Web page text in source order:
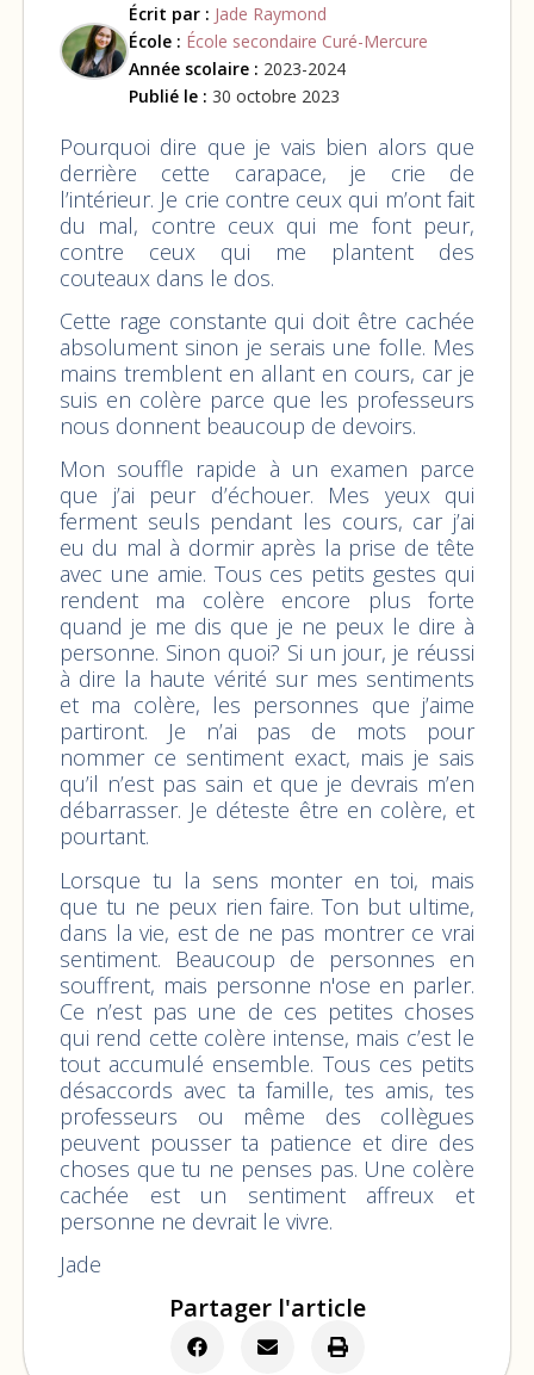
Écrit par : Jade Raymond
École : École secondaire Curé-Mercure
Année scolaire : 2023-2024
Publié le : 30 octobre 2023
Pourquoi dire que je vais bien alors que
derrière cette carapace, je crie de
l’intérieur. Je crie contre ceux qui m’ont fait
du mal, contre ceux qui me font peur,
contre ceux qui me plantent des
couteaux dans le dos.
Cette rage constante qui doit être cachée
absolument sinon je serais une folle. Mes
mains tremblent en allant en cours, car je
suis en colère parce que les professeurs
nous donnent beaucoup de devoirs.
Mon souffle rapide à un examen parce
que j’ai peur d’échouer. Mes yeux qui
ferment seuls pendant les cours, car j’ai
eu du mal à dormir après la prise de tête
avec une amie. Tous ces petits gestes qui
rendent ma colère encore plus forte
quand je me dis que je ne peux le dire à
personne. Sinon quoi? Si un jour, je réussi
à dire la haute vérité sur mes sentiments
et ma colère, les personnes que j’aime
partiront. Je n’ai pas de mots pour
nommer ce sentiment exact, mais je sais
qu’il n’est pas sain et que je devrais m’en
débarrasser. Je déteste être en colère, et
pourtant.
Lorsque tu la sens monter en toi, mais
que tu ne peux rien faire. Ton but ultime,
dans la vie, est de ne pas montrer ce vrai
sentiment. Beaucoup de personnes en
souffrent, mais personne n'ose en parler.
Ce n’est pas une de ces petites choses
qui rend cette colère intense, mais c’est le
tout accumulé ensemble. Tous ces petits
désaccords avec ta famille, tes amis, tes
professeurs ou même des collègues
peuvent pousser ta patience et dire des
choses que tu ne penses pas. Une colère
cachée est un sentiment affreux et
personne ne devrait le vivre.
Jade
Partager l'article